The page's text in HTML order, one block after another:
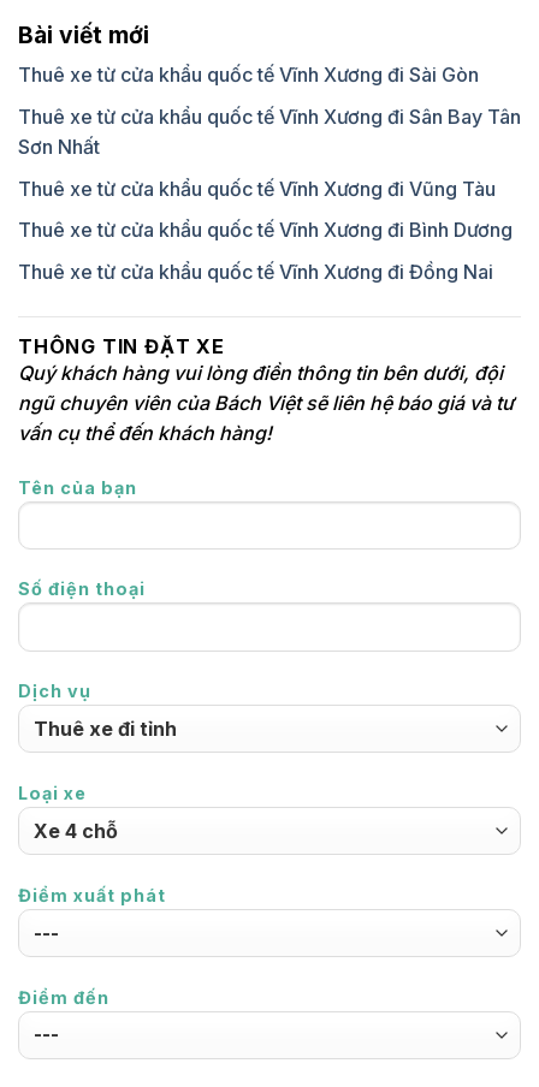
Bài viết mới
Thuê xe từ cửa khẩu quốc tế Vĩnh Xương đi Sài Gòn
Thuê xe từ cửa khẩu quốc tế Vĩnh Xương đi Sân Bay Tân
Sơn Nhất
Thuê xe từ cửa khẩu quốc tế Vĩnh Xương đi Vũng Tàu
Thuê xe từ cửa khẩu quốc tế Vĩnh Xương đi Bình Dương
Thuê xe từ cửa khẩu quốc tế Vĩnh Xương đi Đồng Nai
THÔNG TIN ĐẶT XE
Quý khách hàng vui lòng điền thông tin bên dưới, đội
ngũ chuyên viên của Bách Việt sẽ liên hệ báo giá và tư
vấn cụ thể đến khách hàng!
Tên của bạn
Số điện thoại
Dịch vụ
Loại xe
Điểm xuất phát
Điểm đến